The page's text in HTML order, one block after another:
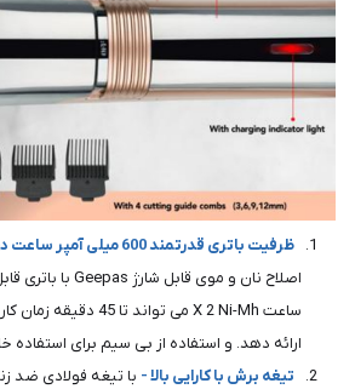
ظرفیت باتری قدرتمند 600 میلی آمپر ساعت در 2 NI-MH -
ارائه دهد. و استفاده از بی سیم برای استفاده
تیغه برش با کارایی بالا - با تیغه فولادی ضد